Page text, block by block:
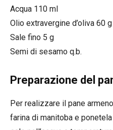
Acqua 110 ml
Olio extravergine d’oliva 60 g
Sale fino 5 g
Semi di sesamo q.b.
Preparazione del
Per realizzare il pane
farina di manitoba e